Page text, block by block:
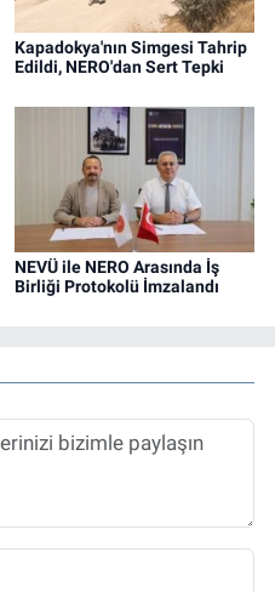
Kapadokya'nın Simgesi Tahrip
Edildi, NERO'dan Sert Tepki
NEVÜ ile NERO Arasında İş
Birliği Protokolü İmzalandı